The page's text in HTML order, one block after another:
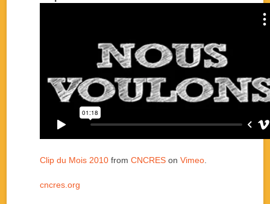
Clip du Mois 2010 fromCNCRES onVimeo
cncres.org